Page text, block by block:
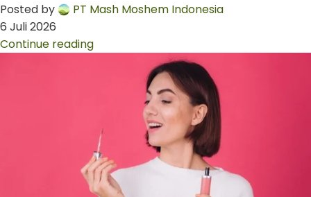
Posted by
PT Mash Moshem Indonesia
6 Juli 2026
Continue reading